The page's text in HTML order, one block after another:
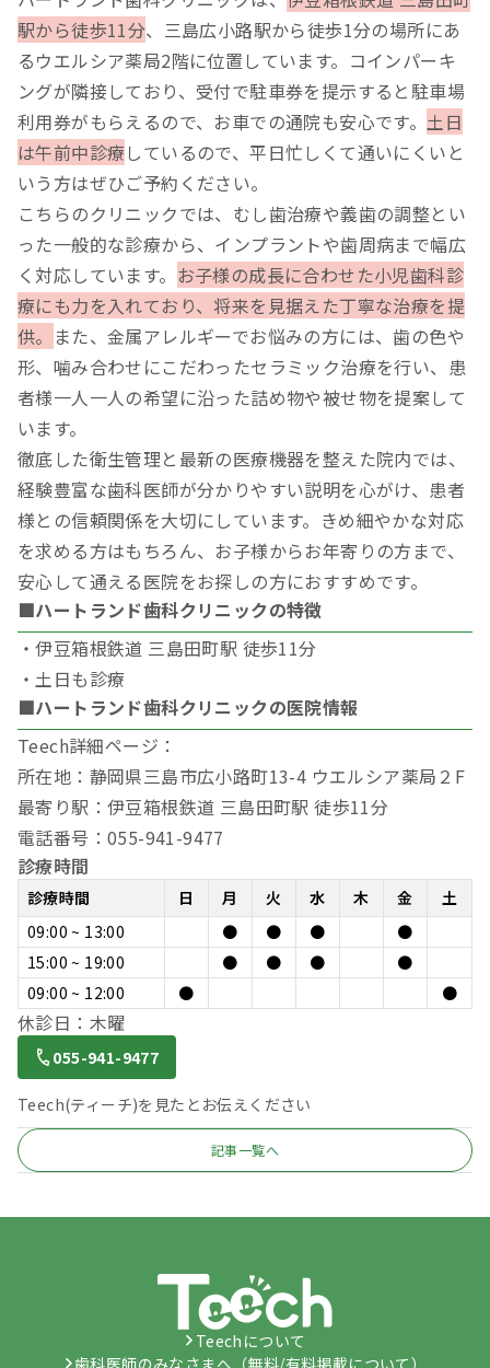
駅から徒歩11分、三島広小路駅から徒歩1分の場所にあ
るウエルシア薬局2階に位置しています。コインパーキ
ングが隣接しており、受付で駐車券を提示すると駐車場
利用券がもらえるので、お車での通院も安心です。土日
は午前中診療 しているので、平日忙しくて通いにくいと
いう方はぜひご予約ください。
こちらのクリニックでは、むし歯治療や義歯の調整とい
った一般的な診療から、インプラントや歯周病まで幅広
く対応しています。 お子様の成長に合わせた小児歯科診
療にも力を入れており、将来を見据えた丁寧な治療を提
供。 また、金属アレルギーでお悩みの方には、歯の色や
形、噛み合わせにこだわったセラミック治療を行い、患
者様一人一人の希望に沿った詰め物や被せ物を提案して
います。
徹底した衛生管理と最新の医療機器を整えた院内では、
経験豊富な歯科医師が分かりやすい説明を心がけ、患者
様との信頼関係を大切にしています。きめ細やかな対応
を求める方はもちろん、お子様からお年寄りの方まで、
安心して通える医院をお探しの方におすすめです。
■ハートランド歯科クリニックの特徴
・伊豆箱根鉄道 三島田町駅 徒歩11分
・土日も診療
■ハートランド歯科クリニックの医院情報
Teech詳細ページ：
所在地：静岡県三島市広小路町13-4 ウエルシア薬局２F
最寄り駅：伊豆箱根鉄道 三島田町駅 徒歩11分
電話番号：055-941-9477
診療時間
診療時間 日 月 火 水 木 金
土
09:00 ~ 13:00
● ● ●
●
15:00 ~ 19:00
● ● ●
●
09:00 ~ 12:00
● ●
休診日：木曜
055-941-9477
Teech(ティーチ)を見たとお伝えください
記事一覧へ
Teechについて
歯科医師のみなさまへ（無料/有料掲載について）